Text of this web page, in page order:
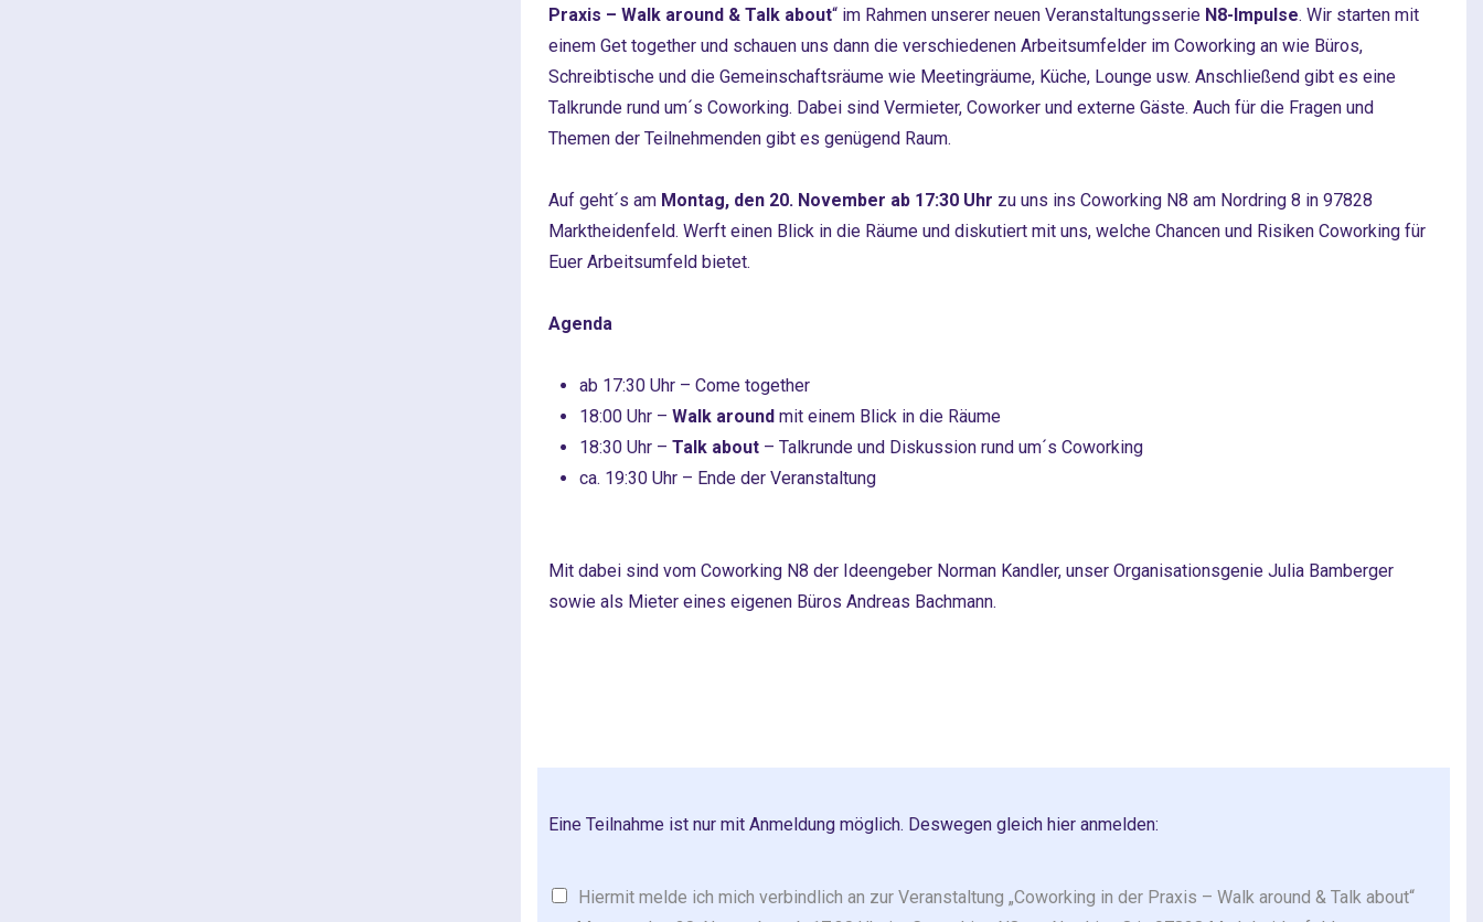
Praxis – Walk around & Talk about“ im Rahmen unserer neuen Veranstaltungsserie N8-Impulse. Wir starten mit
einem Get together und schauen uns dann die verschiedenen Arbeitsumfelder im Coworking an wie Büros,
Schreibtische und die Gemeinschaftsräume wie Meetingräume, Küche, Lounge usw. Anschließend gibt es eine
Talkrunde rund um´s Coworking. Dabei sind Vermieter, Coworker und externe Gäste. Auch für die Fragen und
Themen der Teilnehmenden gibt es genügend Raum.
Auf geht´s am Montag, den 20. November ab 17:30 Uhr zu uns ins Coworking N8 am Nordring 8 in 97828
Marktheidenfeld. Werft einen Blick in die Räume und diskutiert mit uns, welche Chancen und Risiken Coworking für
Euer Arbeitsumfeld bietet.
Agenda
ab 17:30 Uhr – Come together
18:00 Uhr – Walk around mit einem Blick in die Räume
18:30 Uhr – Talk about– Talkrunde und Diskussion rund um´s Coworking
ca. 19:30 Uhr – Ende der Veranstaltung
Mit dabei sind vom Coworking N8 der Ideengeber Norman Kandler, unser Organisationsgenie Julia Bamberger
sowie als Mieter eines eigenen Büros Andreas Bachmann.
Eine Teilnahme ist nur mit Anmeldung möglich. Deswegen gleich hier anmelden:
Hiermit melde ich mich verbindlich an zur Veranstaltung „Coworking in der Praxis – Walk around & Talk about“